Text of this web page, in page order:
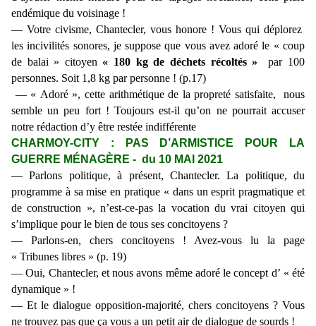
endémique du voisinage !
— Votre civisme, Chantecler, vous honore ! Vous qui déplorez
les incivilités sonores, je suppose que vous avez adoré le « coup
de balai » citoyen « 180 kg de déchets récoltés »
par 100
personnes. Soit 1,8 kg par personne ! (p.17)
— « Adoré », cette arithmétique de la propreté satisfaite, nous
semble un peu fort ! Toujours est-il qu’on ne pourrait accuser
notre rédaction d’y être restée indifférente
CHARMOY-CITY : PAS D’ARMISTICE POUR LA
GUERRE MÉNAGÈRE - du 10 MAI 2021
— Parlons politique, à présent, Chantecler. La politique, du
programme à sa mise en pratique « dans un esprit pragmatique et
de construction », n’est-ce-pas la vocation du vrai citoyen qui
s’implique pour le bien de tous ses concitoyens ?
— Parlons-en, chers concitoyens ! Avez-vous lu la page
« Tribunes libres » (p. 19)
— Oui, Chantecler, et nous avons même adoré le concept d’ « été
dynamique » !
— Et le dialogue opposition-majorité, chers concitoyens ? Vous
ne trouvez pas que ça vous a un petit air de dialogue de sourds !